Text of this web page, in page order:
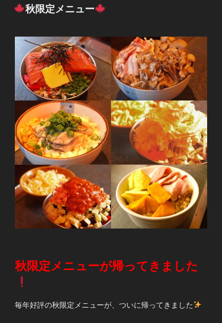
稿
日: 秋限定メニュー
秋限定メニューが帰ってきました
毎年好評の秋限定メニューが、ついに帰ってきました